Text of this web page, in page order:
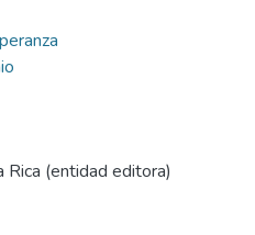
Rica (entidad editora)